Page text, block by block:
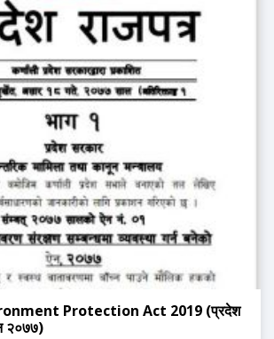
Protection Act 2019 (प्रदेश
२०७७)